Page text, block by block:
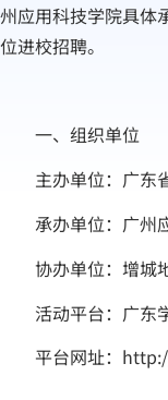
州应用科技学院具体
位进校招聘。
一、组织单位
主办单位：广东
承办单位：广州
协办单位：增城
活动平台：广东
平台网址：